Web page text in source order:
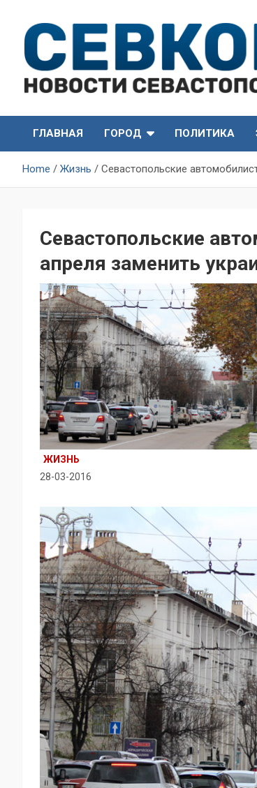
content
СевКор —
Севастополя
Севастополя
ГЛАВНАЯ
ГОРОД ПОЛИТИКА
Home Жизнь Севастопольские
Севастопольские
апреля заменить
ЖИЗНЬ
28-03-2016